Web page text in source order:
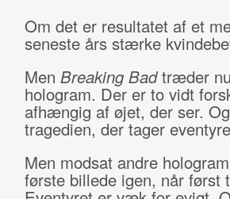
Om det er resultatet af et
seneste års stærke
Men Breaking Badtræder
hologram. Der er to vidt
afhængig af øjet, der ser.
tragedien, der tager
Men modsat andre
første billede igen, når først